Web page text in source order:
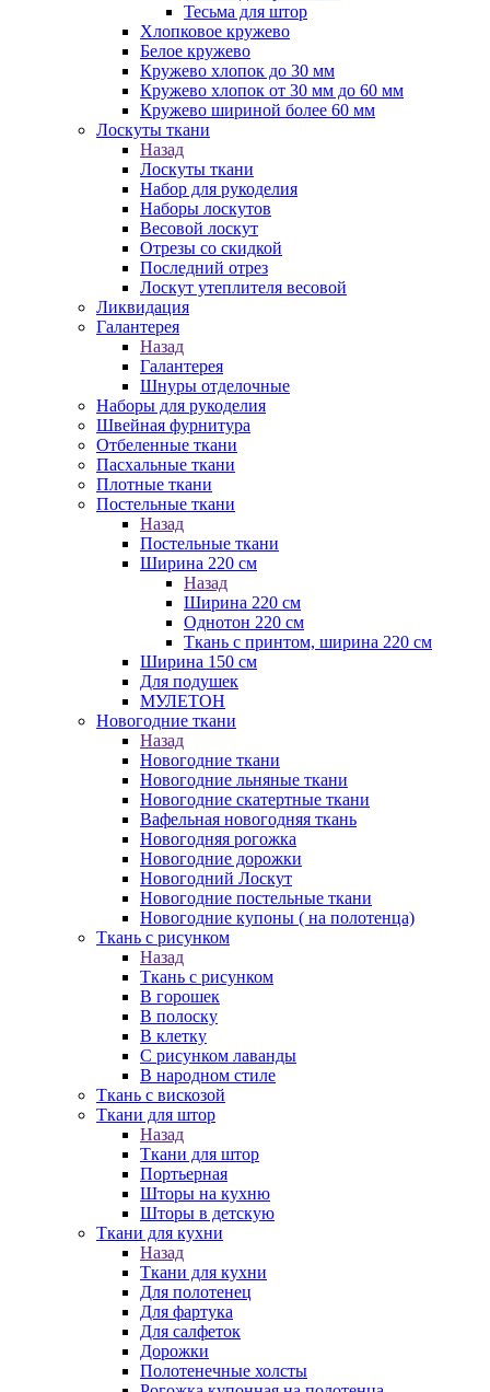
Тесьма для штор
Хлопковое кружево
Белое кружево
Кружево хлопок до 30 мм
Кружево хлопок от 30 мм до 60 мм
Кружево шириной более 60 мм
Лоскуты ткани
Назад
Лоскуты ткани
Набор для рукоделия
Наборы лоскутов
Весовой лоскут
Отрезы со скидкой
Последний отрез
Лоскут утеплителя весовой
Ликвидация
Галантерея
Назад
Галантерея
Шнуры отделочные
Наборы для рукоделия
Швейная фурнитура
Отбеленные ткани
Пасхальные ткани
Плотные ткани
Постельные ткани
Назад
Постельные ткани
Ширина 220 см
Назад
Ширина 220 см
Однотон 220 см
Ткань с принтом, ширина 220 см
Ширина 150 см
Для подушек
МУЛЕТОН
Новогодние ткани
Назад
Новогодние ткани
Новогодние льняные ткани
Новогодние скатертные ткани
Вафельная новогодняя ткань
Новогодняя рогожка
Новогодние дорожки
Новогодний Лоскут
Новогодние постельные ткани
Новогодние купоны ( на полотенца)
Ткань с рисунком
Назад
Ткань с рисунком
В горошек
В полоску
В клетку
С рисунком лаванды
В народном стиле
Ткань с вискозой
Ткани для штор
Назад
Ткани для штор
Портьерная
Шторы на кухню
Шторы в детскую
Ткани для кухни
Назад
Ткани для кухни
Для полотенец
Для фартука
Для салфеток
Дорожки
Полотенечные холсты